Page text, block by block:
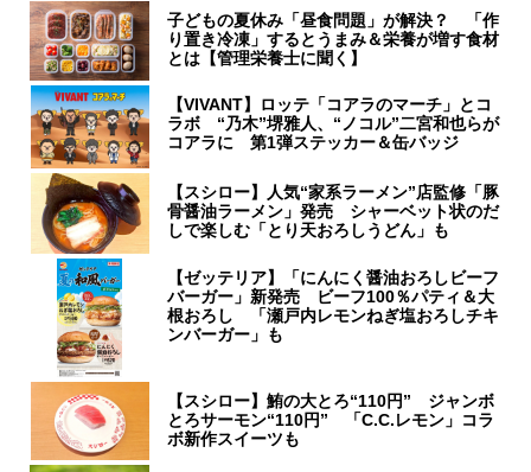
子どもの夏休み「昼食問題」が解決？ 「作
り置き冷凍」するとうまみ＆栄養が増す食材
とは【管理栄養士に聞く】
【VIVANT】ロッテ「コアラのマーチ」とコ
ラボ “乃木”堺雅人、“ノコル”二宮和也らが
コアラに 第1弾ステッカー＆缶バッジ
【スシロー】人気“家系ラーメン”店監修「豚
骨醤油ラーメン」発売 シャーベット状のだ
しで楽しむ「とり天おろしうどん」も
【ゼッテリア】「にんにく醤油おろしビーフ
バーガー」新発売 ビーフ100％パティ＆大
根おろし 「瀬戸内レモンねぎ塩おろしチキ
ンバーガー」も
【スシロー】鮪の大とろ“110円” ジャンボ
とろサーモン“110円” 「C.C.レモン」コラ
ボ新作スイーツも